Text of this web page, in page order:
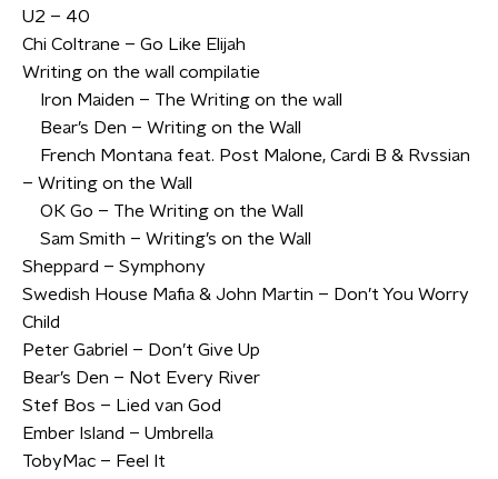
U2 – 40
Chi Coltrane – Go Like Elijah
Writing on the wall compilatie
Iron Maiden – The Writing on the wall
Bear’s Den – Writing on the Wall
French Montana feat. Post Malone, Cardi B & Rvssian
– Writing on the Wall
OK Go – The Writing on the Wall
Sam Smith – Writing’s on the Wall
Sheppard – Symphony
Swedish House Mafia & John Martin – Don’t You Worry
Child
Peter Gabriel – Don’t Give Up
Bear’s Den – Not Every River
Stef Bos – Lied van God
Ember Island – Umbrella
TobyMac – Feel It